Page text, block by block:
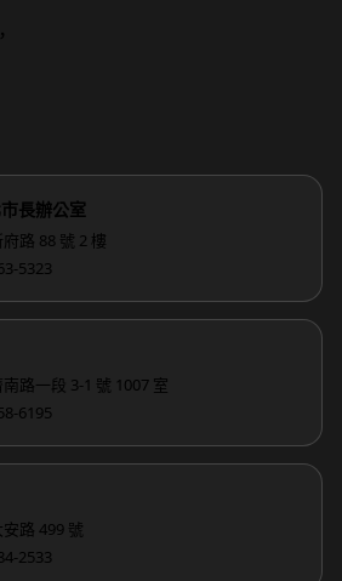
長辦公室
路 88 號 2 樓
5323
路一段 3-1 號 1007 室
6195
路 499 號
2533